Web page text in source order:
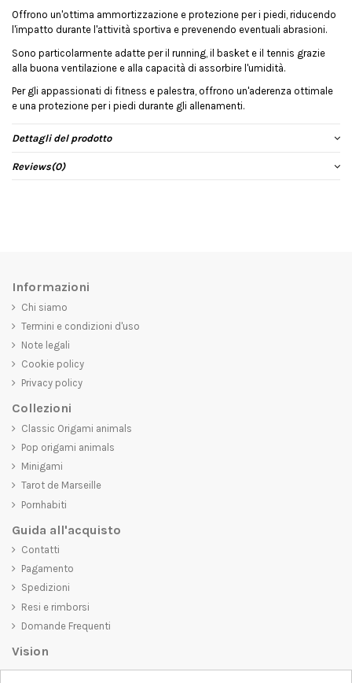
Offrono un'ottima ammortizzazione e protezione per i piedi, riducendo
l'impatto durante l'attività sportiva e prevenendo eventuali abrasioni.
Sono particolarmente adatte per il running, il basket e il tennis grazie
alla buona ventilazione e alla capacità di assorbire l'umidità.
Per gli appassionati di fitness e palestra, offrono un'aderenza ottimale
e una protezione per i piedi durante gli allenamenti.
Dettagli del prodotto
Reviews(0)
Informazioni
Chi siamo
Termini e condizioni d'uso
Note legali
Cookie policy
Privacy policy
Collezioni
Classic Origami animals
Pop origami animals
Minigami
Tarot de Marseille
Pornhabiti
Guida all'acquisto
Contatti
Pagamento
Spedizioni
Resi e rimborsi
Domande Frequenti
Vision